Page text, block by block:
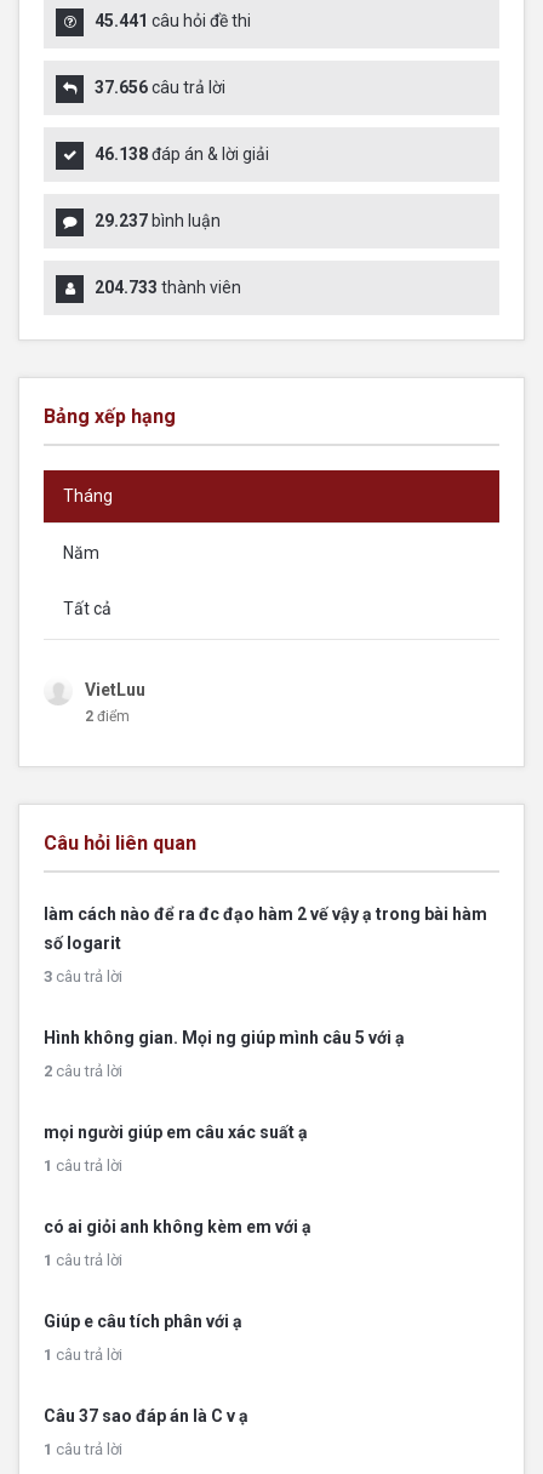
45.441 câu hỏi đề thi
37.656câu trả lời
46.138đáp án & lời giải
29.237 bình luận
204.733 thành viên
Bảng xếp hạng
Tháng
Năm
Tất cả
VietLuu
2 điểm
Câu hỏi liên quan
làm cách nào để ra đc đạo hàm 2 vế vậy ạ trong bài hàm
số logarit
3 câu trả lời
Hình không gian. Mọi ng giúp mình câu 5 với ạ
2 câu trả lời
mọi người giúp em câu xác suất ạ
1 câu trả lời
có ai giỏi anh không kèm em với ạ
1 câu trả lời
Giúp e câu tích phân với ạ
1 câu trả lời
Câu 37 sao đáp án là C v ạ
1 câu trả lời